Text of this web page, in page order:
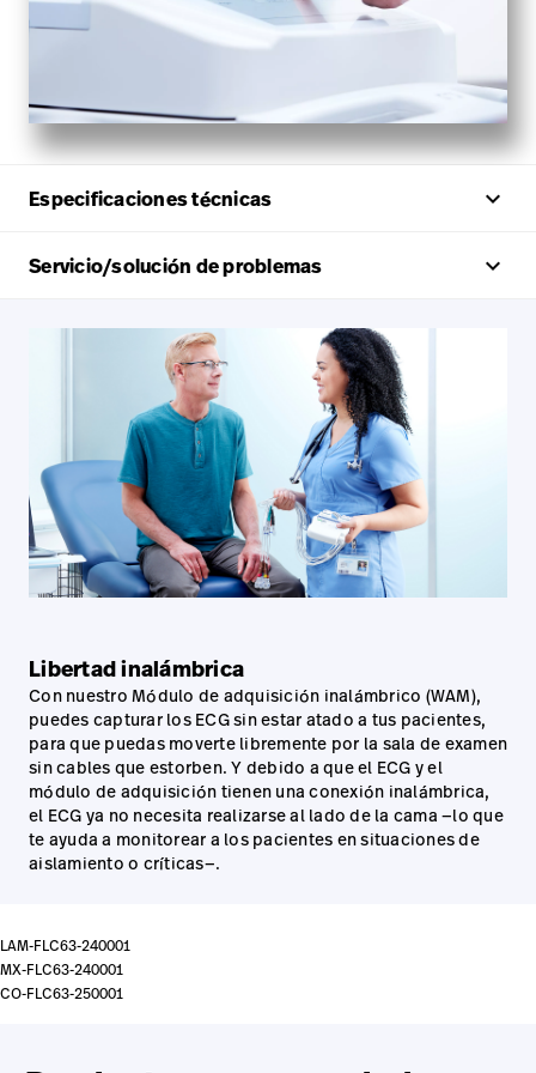
Especificaciones técnicas keyboard_arrow_up
Servicio/solución de problemas keyboard_arrow_up
Libertad inalámbrica
Con nuestro Módulo de adquisición inalámbrico (WAM),
puedes capturar los ECG sin estar atado a tus pacientes,
para que puedas moverte libremente por la sala de examen
sin cables que estorben. Y debido a que el ECG y el
módulo de adquisición tienen una conexión inalámbrica,
el ECG ya no necesita realizarse al lado de la cama —lo que
te ayuda a monitorear a los pacientes en situaciones de
aislamiento o críticas—.
LAM-FLC63-240001
MX-FLC63-240001
CO-FLC63-250001